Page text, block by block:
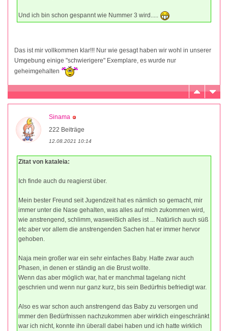
Und ich bin schon gespannt wie Nummer 3 wird.....
Das ist mir vollkommen klar!!! Nur wie gesagt haben wir wohl in unserer
Umgebung einige "schwierigere" Exemplare, es wurde nur
geheimgehalten
Sinama
222 Beiträge
12.08.2021 10:14
Zitat von kataleia:
Ich finde auch du reagierst über.
Mein bester Freund seit Jugendzeit hat es nämlich so gemacht, mir
immer unter die Nase gehalten, was alles auf mich zukommen wird,
wie anstrengend, schlimm, wasweißich alles ist ... Natürlich auch süß
etc aber vor allem die anstrengenden Sachen hat er immer hervor
gehoben.
Naja mein großer war ein sehr einfaches Baby. Hatte zwar auch
Phasen, in denen er ständig an die Brust wollte.
Wenn das aber möglich war, hat er manchmal tagelang nicht
geschrien und wenn nur ganz kurz, bis sein Bedürfnis befriedigt war.
Also es war schon auch anstrengend das Baby zu versorgen und
immer den Bedürfnissen nachzukommen aber wirklich eingeschränkt
war ich nicht, konnte ihn überall dabei haben und ich hatte wirklich